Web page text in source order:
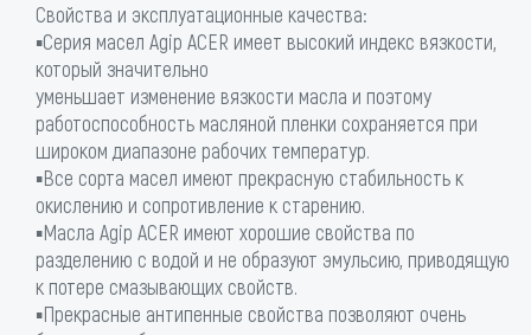
Свойства и эксплуатационные качества:
▪Серия масел Agip ACER имеет высокий индекс вязкости,
который значительно
уменьшает изменение вязкости масла и поэтому
работоспособность масляной пленки сохраняется при
широком диапазоне рабочих температур.
▪Все сорта масел имеют прекрасную стабильность к
окислению и сопротивление к старению.
▪Масла Agip ACER имеют хорошие свойства по
разделению с водой и не образуют эмульсию, приводящую
к потере смазывающих свойств.
▪Прекрасные антипенные свойства позволяют очень